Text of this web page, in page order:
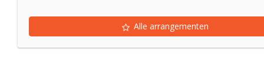
Alle arrangementen